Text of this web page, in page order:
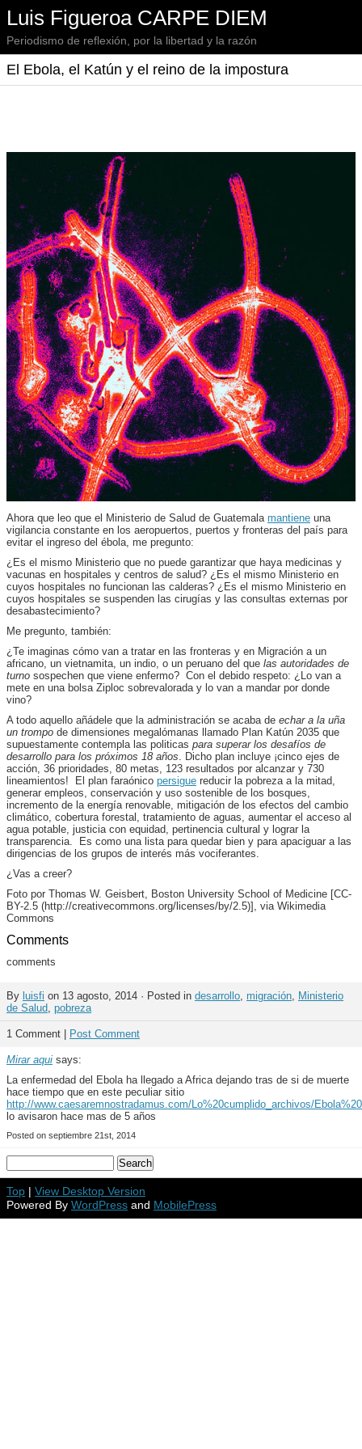
Luis Figueroa CARPE DIEM
Periodismo de reflexión, por la libertad y la razón
El Ebola, el Katún y el reino de la impostura
Ahora que leo que el Ministerio de Salud de Guatemala mantiene una
vigilancia constante en los aeropuertos, puertos y fronteras del país para
evitar el ingreso del ébola, me pregunto:
¿Es el mismo Ministerio que no puede garantizar que haya medicinas y
vacunas en hospitales y centros de salud? ¿Es el mismo Ministerio en
cuyos hospitales no funcionan las calderas? ¿Es el mismo Ministerio en
cuyos hospitales se suspenden las cirugías y las consultas externas por
desabastecimiento?
Me pregunto, también:
¿Te imaginas cómo van a tratar en las fronteras y en Migración a un
africano, un vietnamita, un indio, o un peruano del que las autoridades de
turno sospechen que viene enfermo? Con el debido respeto: ¿Lo van a
mete en una bolsa Ziploc sobrevalorada y lo van a mandar por donde
vino?
A todo aquello añádele que la administración se acaba de echar a la uña
un trompo de dimensiones megalómanas llamado Plan Katún 2035 que
supuestamente contempla las politicas para superar los desafíos de
desarrollo para los próximos 18 años. Dicho plan incluye ¡cinco ejes de
acción, 36 prioridades, 80 metas, 123 resultados por alcanzar y 730
lineamientos! El plan faraónico persigue reducir la pobreza a la mitad,
generar empleos, conservación y uso sostenible de los bosques,
incremento de la energía renovable, mitigación de los efectos del cambio
climático, cobertura forestal, tratamiento de aguas, aumentar el acceso al
agua potable, justicia con equidad, pertinencia cultural y lograr la
transparencia. Es como una lista para quedar bien y para apaciguar a las
dirigencias de los grupos de interés más vociferantes.
¿Vas a creer?
Foto por Thomas W. Geisbert, Boston University School of Medicine [CC-
BY-2.5 (http://creativecommons.org/licenses/by/2.5)], via Wikimedia
Commons
Comments
comments
By luisfi on 13 agosto, 2014 · Posted in desarrollo, migración, Ministerio
de Salud, pobreza
1 Comment | Post Comment
Mirar aqui says:
La enfermedad del Ebola ha llegado a Africa dejando tras de si de muerte
hace tiempo que en este peculiar sitio
http://www.caesaremnostradamus.com/Lo%20cumplido_archivos/
lo avisaron hace mas de 5 años
Posted on septiembre 21st, 2014
Top | View Desktop Version
Powered By WordPress and MobilePress